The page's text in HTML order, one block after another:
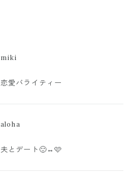
miki
恋愛バライティー
aloha
夫とデート🙂‍↔️🩷